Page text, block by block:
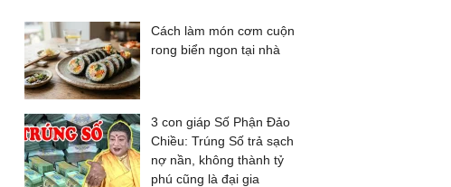
Cách làm món cơm cuộn
rong biển ngon tại nhà
3 con giáp Số Phận Đảo
Chiều: Trúng Số trả sạch
nợ nần, không thành tỷ
phú cũng là đại gia